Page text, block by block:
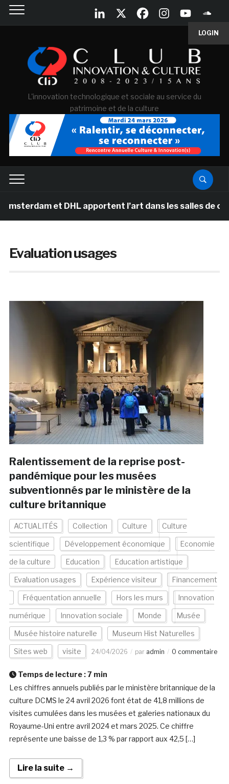
LOGIN
L'innovation technologique et sociale au service du
patrimoine et de la culture
et DHL apportent l’art dans les salles de classe des
Evaluation usages
Ralentissement de la reprise post-
pandémique pour les musées
subventionnés par le ministère de la
culture britannique
ACTUALITÉS Collection Culture Culture
scientifique Développement économique Economie
de la culture Education Education artistique
Evaluation usages Expérience visiteur Financement
Fréquentation annuelle Hors les murs Innovation
numérique Innovation sociale Monde Musée
Musée histoire naturelle Museum Hist Naturelles
Sites web visite 24/04/2026 par admin 0 commentaire
Temps de lecture :7 min
Les chiffres annuels publiés par le ministère britannique de la
culture DCMS le 24 avril 2026 font état de 41,8 millions de
visites cumulées dans les musées et galeries nationaux du
Royaume-Uni entre avril 2024 et mars 2025. Ce chiffre
représente une baisse de 1,3 % par rapport aux 42,5 […]
Lire la suite →